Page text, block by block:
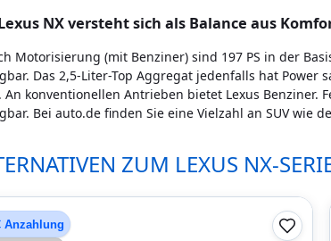
NX versteht sich als Balance aus
Motorisierung (mit Benziner) sind 197 PS in der
Das 2,5-Liter-Top Aggregat jedenfalls hat
An konventionellen Antrieben bietet Lexus Benziner.
Bei auto.de finden Sie eine Vielzahl an SUV wie
ZUM LEXUS NX-
Anzahlung